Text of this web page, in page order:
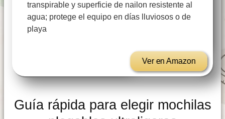
transpirable y superficie de nailon resistente al
agua; protege el equipo en días lluviosos o de
playa
Ver en Amazon
Guía rápida para elegir mochilas